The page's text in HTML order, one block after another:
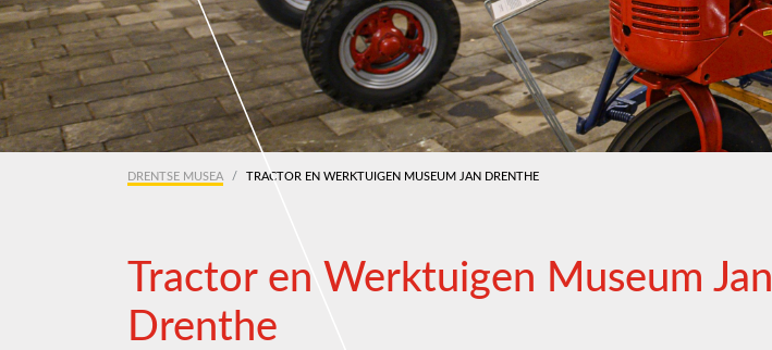
DRENTSE MUSEA TRACTOR EN WERKTUIGEN MUSEUM JAN DRENTHE
Tractor en Werktuigen Museum Jan
Drenthe